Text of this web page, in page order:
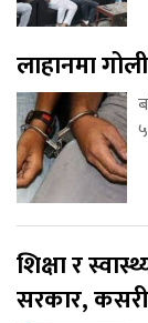
लाहानमा
शिक्षा र
सरकार,